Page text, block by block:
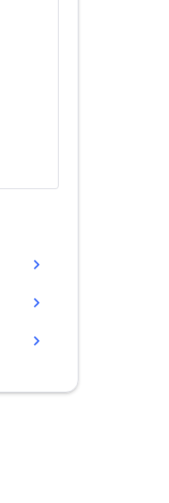
chevron_right
chevron_right
chevron_right